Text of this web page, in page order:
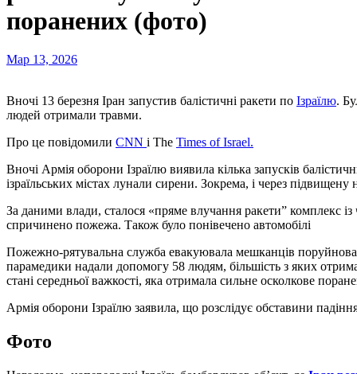
поранених (фото)
Мар 13, 2026
Вночі 13 березня Іран запустив балістичні ракети по Ізраїлю.
людей отримали травми.
Про це повідомили CNN і The Times of Israel.
Вночі Армія оборони Ізраїлю виявила кілька запусків
ізраїльських містах лунали сирени. Зокрема, і через підвищену
За даними влади, сталося «пряме влучання ракети” комплекс
спричинено пожежа. Також було понівечено автомобілі
Пожежно-рятувальна служба евакуювала мешканців
парамедики надали допомогу 58 людям, більшість з яких
стані середньої важкості, яка отримала сильне осколкове
Армія оборони Ізраїлю заявила, що розслідує обставини
Фото